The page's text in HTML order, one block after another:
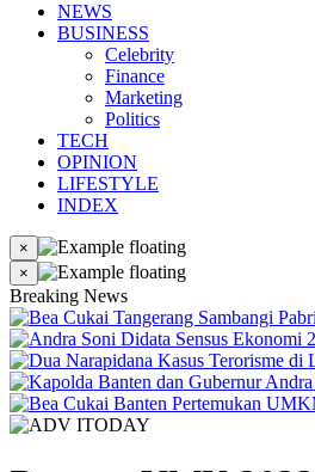
NEWS
BUSINESS
Celebrity
Finance
Marketing
Politics
TECH
OPINION
LIFESTYLE
INDEX
×
×
Breaking News